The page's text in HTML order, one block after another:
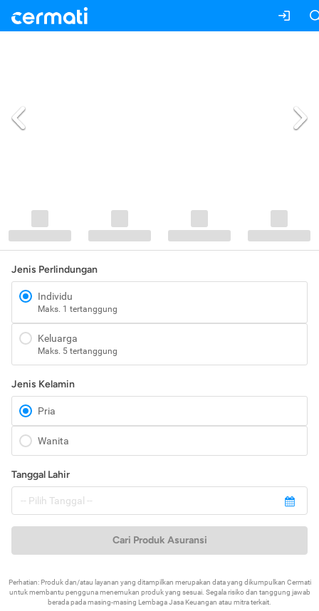
Jenis Perlindungan
Individu
Maks. 1 tertanggung
Keluarga
Maks. 5 tertanggung
Jenis Kelamin
Pria
Wanita
Tanggal Lahir
Cari Produk Asuransi
Perhatian: Produk dan/atau layanan yang ditampilkan merupakan data yang dikumpulkan Cermati
untuk membantu pengguna menemukan produk yang sesuai. Segala risiko dan tanggung jawab
berada pada masing-masing Lembaga Jasa Keuangan atau mitra terkait.